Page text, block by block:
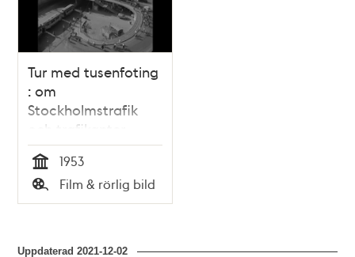
teman
Tur med tusenfoting
: om
Stockholmstrafik
och trafikanter
Tid
1953
Typ
Film & rörlig bild
Uppdaterad2021-12-02